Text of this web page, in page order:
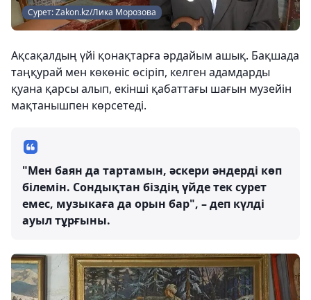
Сурет: Zakon.kz/Лика Морозова
Ақсақалдың үйі қонақтарға әрдайым ашық. Бақшада
таңқурай мен көкөніс өсіріп, келген адамдарды
қуана қарсы алып, екінші қабаттағы шағын музейін
мақтанышпен көрсетеді.
"Мен баян да тартамын, әскери әндерді көп
білемін. Сондықтан біздің үйде тек сурет
емес, музыкаға да орын бар", – деп күлді
ауыл тұрғыны.